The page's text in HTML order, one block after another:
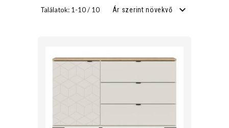
cm
cm
FEKVŐFELÜLET SZÉLESSÉG
Találatok: 1-10 / 10 Ár szerint növekvő